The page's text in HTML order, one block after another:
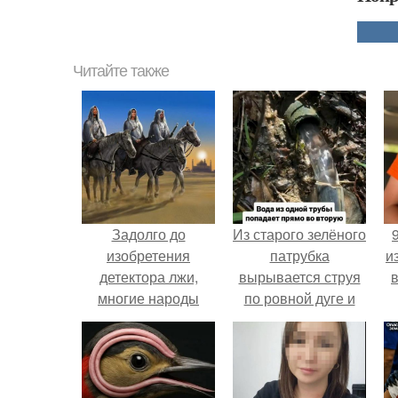
Читайте также
Задолго до
изобретения
детектора лжи,
многие народы
мира изобрели
собственные
способы,
определения
Из старого зелёного
патрубка
вырывается струя
по ровной дуге и
точно попадает в
отверстие нижней
трубы.